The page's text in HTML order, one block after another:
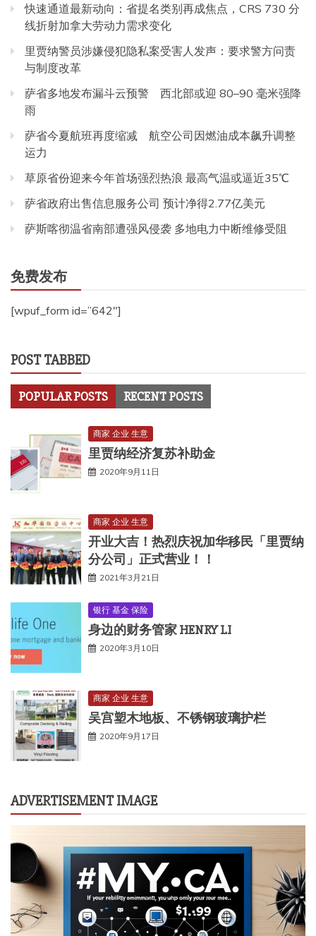
快速通道最新动向：省提名类别再成焦点，CRS 730 分
线折射加拿大劳动力需求变化
里贾纳警员涉嫌侵犯隐私案受害人发声：要求警方问责
与制度改革
萨省多地发布漏斗云预警 西北部或迎 80–90 毫米强降
雨
萨省今夏航班再度缩减 航空公司因燃油成本飙升调整
运力
草原省份迎来今年首场强烈热浪 最高气温或逼近35℃
萨省政府出售信息服务公司 预计净得2.77亿美元
萨斯喀彻温省南部遭强风侵袭 多地电力中断维修受阻
免费发布
[wpuf_form id=”642″]
POST TABBED
POPULAR POSTS RECENT POSTS
商家 企业 生意
里贾纳经济复苏补助金
2020年9月11日
商家 企业 生意
开业大吉！热烈庆祝加华移民「里贾纳
分公司」正式营业！！
2021年3月21日
银行 基金 保险
身边的财务管家 HENRY LI
2020年3月10日
商家 企业 生意
吴宫塑木地板、不锈钢玻璃护栏
2020年9月17日
ADVERTISEMENT IMAGE